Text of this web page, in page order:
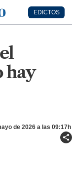
EDICTOS
hay
de 2026 a las 09:17h